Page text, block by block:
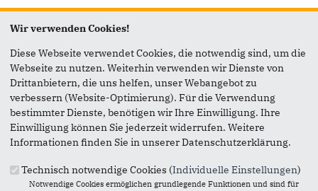
Seite versenden
Vielen Dank, dass Sie die Inhalte unserer Homepage
weiterempfehlen.
Anmerkung: Ihre E-Mail-Adresse wird benötigt um die
Personen, denen Sie die Seite weiterempfehlen, zu
informieren, von wem die Empfehlung kommt, und dass es
Das mit * gekennzeichnete Feld ist ein Pflichtfeld.
Wir verwenden Cookies!
Diese Webseite verwendet Cookies, die notwendig sind, um die
Webseite zu nutzen. Weiterhin verwenden wir Dienste von
Drittanbietern, die uns helfen, unser Webangebot zu
verbessern (Website-Optimierung). Für die Verwendung
bestimmter Dienste, benötigen wir Ihre Einwilligung. Ihre
Einwilligung können Sie jederzeit widerrufen. Weitere
Informationen finden Sie in unserer Datenschutzerklärung.
Technisch notwendige Cookies (Individuelle Einstellungen)
Notwendige Cookies ermöglichen grundlegende Funktionen und sind für